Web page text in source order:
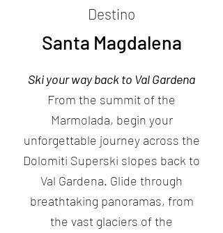
Destino
Santa Magdalena
Ski your way back to Val Gardena
From the summit of the
Marmolada, begin your
unforgettable journey across the
Dolomiti Superski slopes back to
Val Gardena. Glide through
breathtaking panoramas, from
the vast glaciers of the